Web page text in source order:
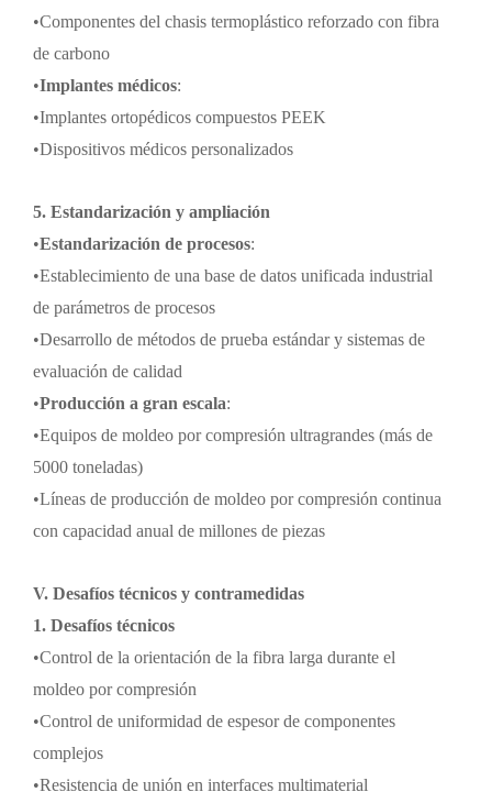
•Componentes del chasis termoplástico reforzado con fibra
de carbono
•Implantes médicos:
•Implantes ortopédicos compuestos PEEK
•Dispositivos médicos personalizados
5. Estandarización y ampliación
•Estandarización de procesos:
•Establecimiento de una base de datos unificada industrial
de parámetros de procesos
•Desarrollo de métodos de prueba estándar y sistemas de
evaluación de calidad
•Producción a gran escala:
•Equipos de moldeo por compresión ultragrandes (más de
5000 toneladas)
•Líneas de producción de moldeo por compresión continua
con capacidad anual de millones de piezas
V. Desafíos técnicos y contramedidas
1. Desafíos técnicos
•Control de la orientación de la fibra larga durante el
moldeo por compresión
•Control de uniformidad de espesor de componentes
complejos
•Resistencia de unión en interfaces multimaterial